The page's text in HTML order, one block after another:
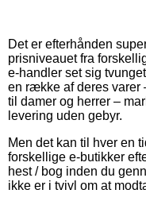
Det er efterhånden
prisniveauet fra
e-handler set sig
en række af deres varer
til damer og herrer –
levering uden gebyr.
Men det kan til hver en
forskellige e-butikker
hest / bog inden du
ikke er i tvivl om at